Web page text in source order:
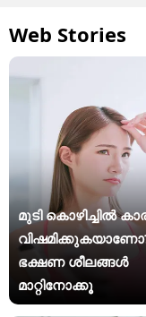
Web Stories
മുടി കൊഴിച്ചിൽ
ഭക്ഷണ ശീലങ്ങൾ
മാറ്റിനോക്കൂ